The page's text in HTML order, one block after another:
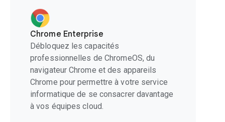
Chrome Enterprise
Débloquez les capacités
professionnelles de ChromeOS, du
navigateur Chrome et des appareils
Chrome pour permettre à votre service
informatique de se consacrer davantage
à vos équipes cloud.